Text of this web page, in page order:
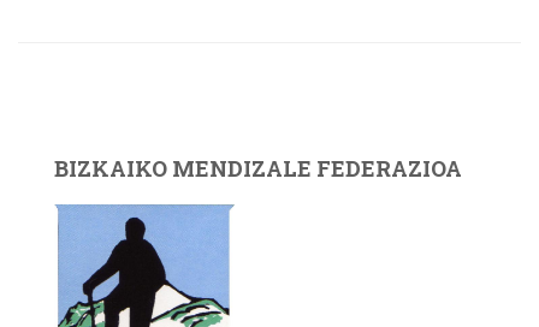
BIZKAIKO MENDIZALE FEDERAZIOA